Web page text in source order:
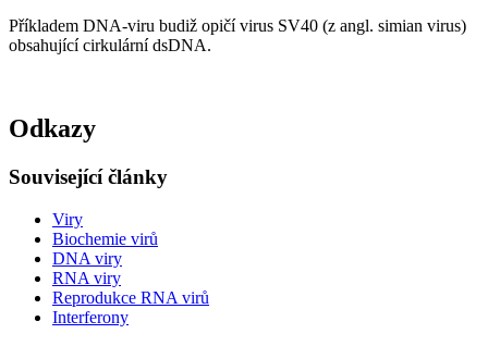
Příkladem DNA-viru budiž opičí virus SV40 (z angl. simian virus)
obsahující cirkulární dsDNA.
Odkazy
Související články
Viry
Biochemie virů
DNA viry
RNA viry
Reprodukce RNA virů
Interferony